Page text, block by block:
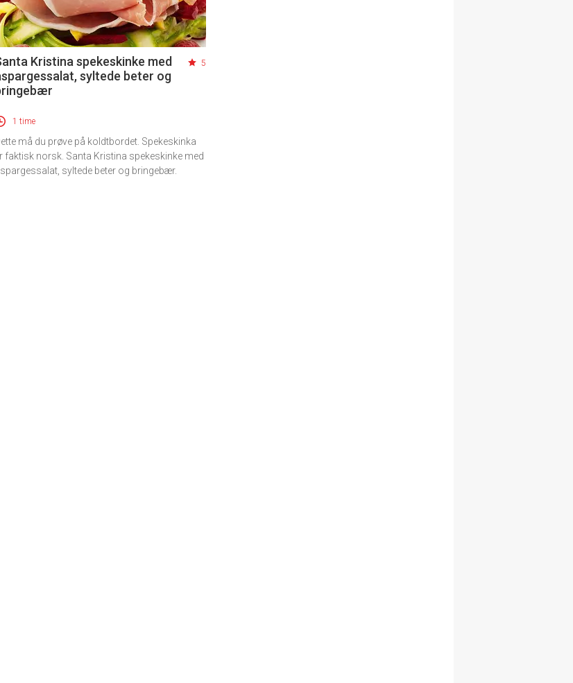
Kristina spekeskinke med
syltede beter og
5
1 time
må du prøve på koldtbordet. Spekeskinka
faktisk norsk. Santa Kristina spekeskinke med
syltede beter og bringebær.